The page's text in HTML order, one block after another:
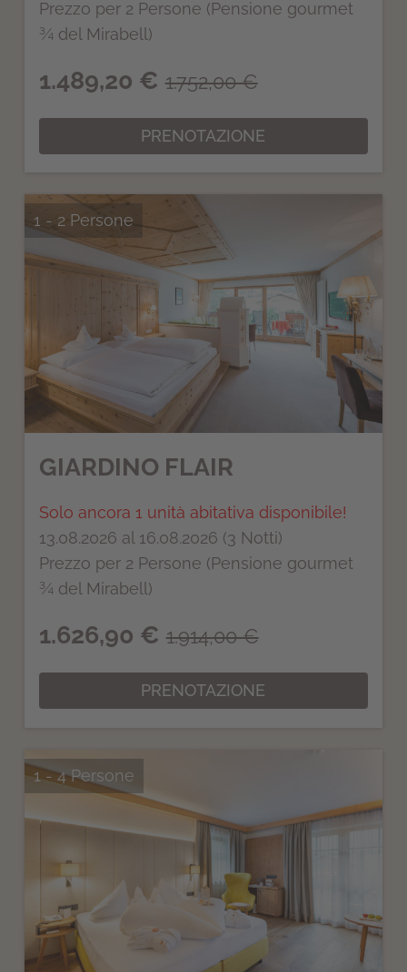
Prezzo per 2 Persone (Pensione gourmet
¾ del Mirabell)
1.489,20 € 1.752,00 €
PRENOTAZIONE
1 - 2 Persone
GIARDINO FLAIR
Solo ancora 1 unità abitativa disponibile!
13.08.2026 al 16.08.2026 (3 Notti)
Prezzo per 2 Persone (Pensione gourmet
¾ del Mirabell)
1.626,90 € 1.914,00 €
PRENOTAZIONE
1 - 4 Persone